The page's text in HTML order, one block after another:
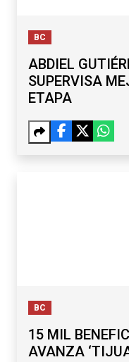
BC
ABDIEL
SUPERVISA
ETAPA
BC
15 MIL
AVANZA